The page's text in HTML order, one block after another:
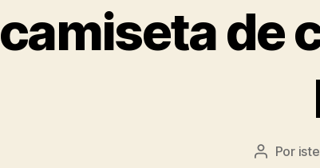
camiseta de
Autor
Por